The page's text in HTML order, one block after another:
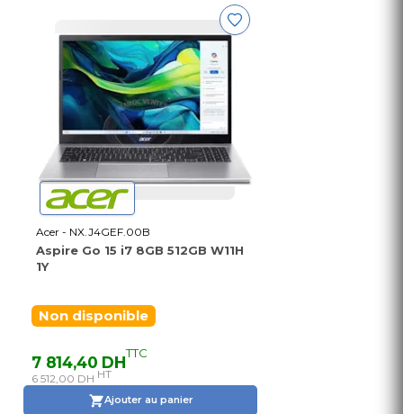
Acer - NX.J4GEF.00B
Aspire Go 15 i7 8GB 512GB W11H
1Y
Non disponible
7 814,40 DHTTC
6 512,00 DH HT
Ajouter au panier